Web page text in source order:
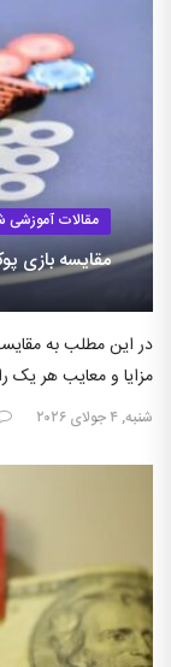
مقالات آموزشی
مقایسه بازی
در این مطلب به
مزایا و معایب هر یک
شنبه, ۴ جولای ۲۰۲۶